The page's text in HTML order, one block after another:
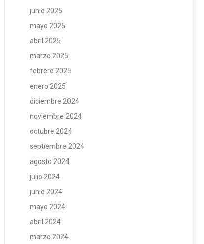
junio 2025
mayo 2025
abril 2025
marzo 2025
febrero 2025
enero 2025
diciembre 2024
noviembre 2024
octubre 2024
septiembre 2024
agosto 2024
julio 2024
junio 2024
mayo 2024
abril 2024
marzo 2024